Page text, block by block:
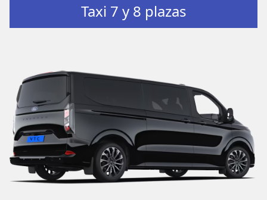
Taxi 7 y 8 plazas